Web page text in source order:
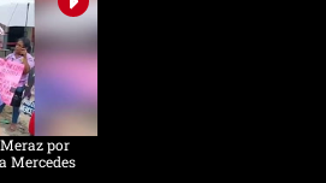
por
Mercedes